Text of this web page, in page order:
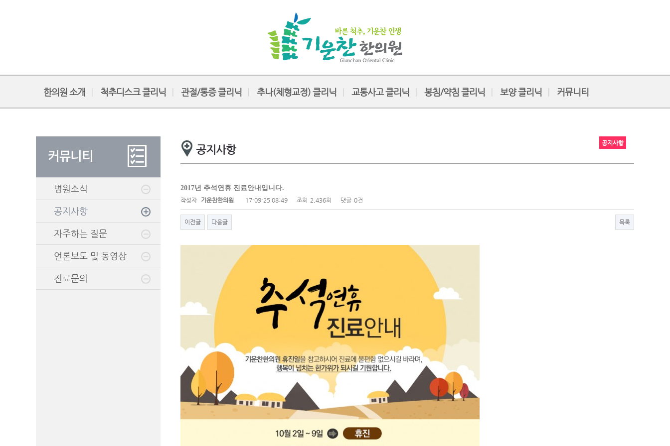
한의원 소개 척추디스크 클리닉 관절/통증 클리닉 추나(체형교정) 클리닉 교통사고 클리닉 봉침/약침 클리닉 보양 클리닉 커뮤니티
병원소식
공지사항
자주하는 질문
언론보도 및 동영상
진료문의
공지사항
공지사항
2017년 추석연휴 진료안내입니다.
작성자 기운찬한의원 17-09-25 08:49 조회 2,436회 댓글 0건
이전글 다음글 목록